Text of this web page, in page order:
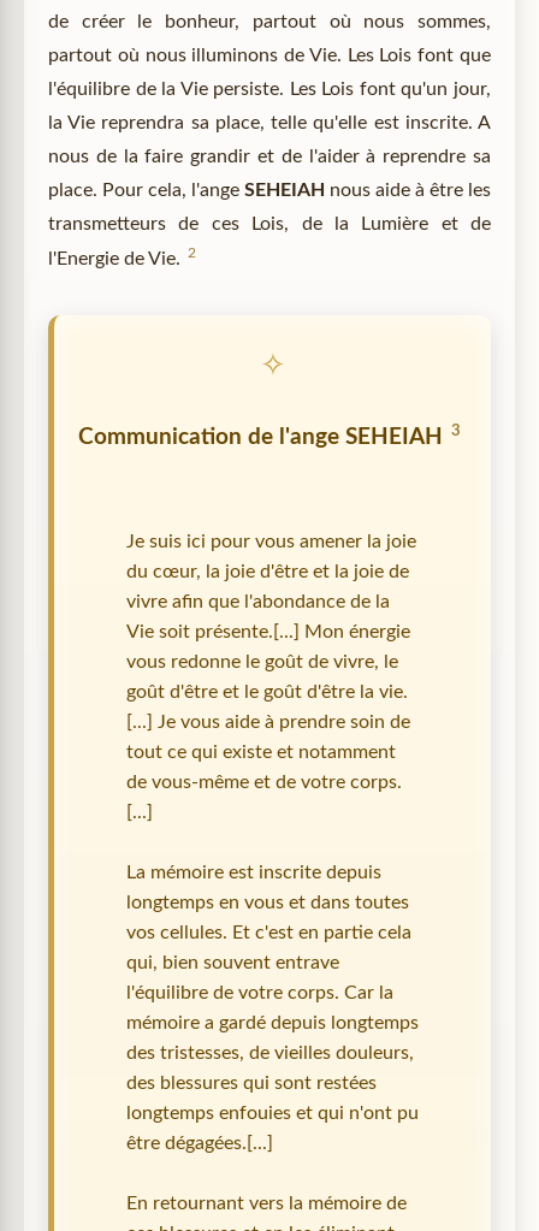
de créer le bonheur, partout où nous sommes,
partout où nous illuminons de Vie. Les Lois font que
l'équilibre de la Vie persiste. Les Lois font qu'un jour,
la Vie reprendra sa place, telle qu'elle est inscrite. A
nous de la faire grandir et de l'aider à reprendre sa
place. Pour cela, l'ange SEHEIAH nous aide à être les
transmetteurs de ces Lois, de la Lumière et de
l'Energie de Vie. 2
Communication de l'ange SEHEIAH 3
Je suis ici pour vous amener la joie
du cœur, la joie d'être et la joie de
vivre afin que l'abondance de la
Vie soit présente.[...] Mon énergie
vous redonne le goût de vivre, le
goût d'être et le goût d'être la vie.
[...] Je vous aide à prendre soin de
tout ce qui existe et notamment
de vous-même et de votre corps.
[...]
La mémoire est inscrite depuis
longtemps en vous et dans toutes
vos cellules. Et c'est en partie cela
qui, bien souvent entrave
l'équilibre de votre corps. Car la
mémoire a gardé depuis longtemps
des tristesses, de vieilles douleurs,
des blessures qui sont restées
longtemps enfouies et qui n'ont pu
être dégagées.[...]
En retournant vers la mémoire de